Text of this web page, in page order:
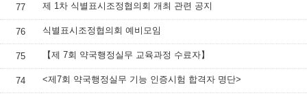
77 제 1차 식별표시조정협의회 개최 관련 공지
76 식별표시조정협의회 예비모임
75 【제 7회 약국행정실무 교육과정 수료자】
74 <제7회 약국행정실무 기능 인증시험 합격자 명단>